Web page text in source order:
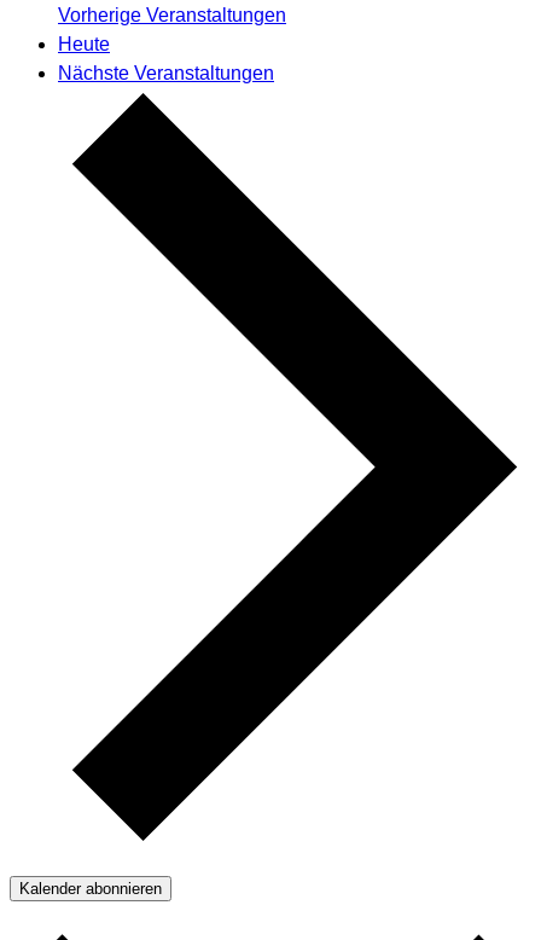
Vorherige Veranstaltungen
Heute
Nächste Veranstaltungen
Kalender abonnieren